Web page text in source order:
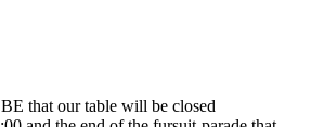
that our table will be closed